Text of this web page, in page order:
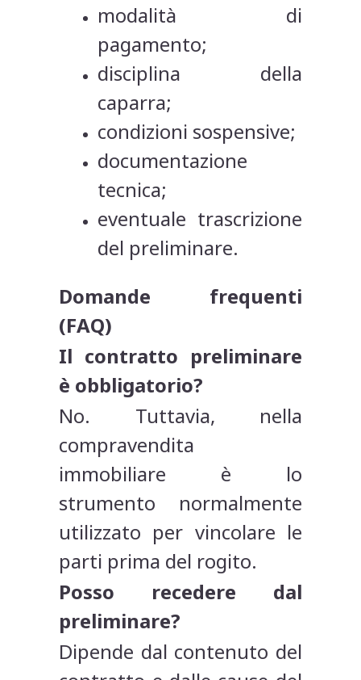
modalità di
pagamento;
disciplina della
caparra;
condizioni sospensive;
documentazione
tecnica;
eventuale trascrizione
del preliminare.
Domande frequenti
(FAQ)
Il contratto preliminare
è obbligatorio?
No. Tuttavia, nella
compravendita
immobiliare è lo
strumento normalmente
utilizzato per vincolare le
parti prima del rogito.
Posso recedere dal
preliminare?
Dipende dal contenuto del